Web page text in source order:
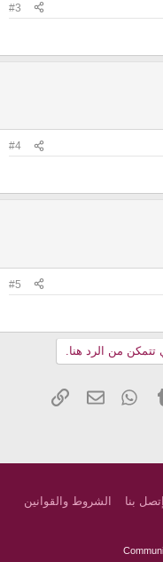
#3
#4
#5
من الرد هنا.
Tumblr
WhatsApp
البريد
إتصل بنا
الشروط والقوانين